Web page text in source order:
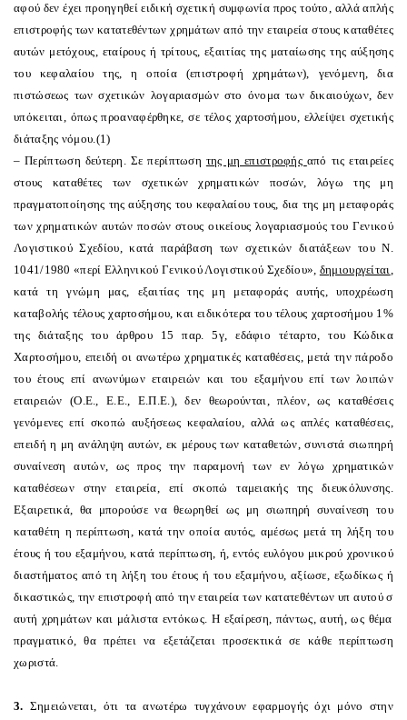
αφού δεν έχει προηγηθεί ειδική σχετική συμφωνία προς τούτο, αλλά απλής
επιστροφής των κατατεθέντων χρημάτων από την εταιρεία στους καταθέτες
αυτών μετόχους, εταίρους ή τρίτους, εξαιτίας της ματαίωσης της αύξησης
του κεφαλαίου της, η οποία (επιστροφή χρημάτων), γενόμενη, δια
πιστώσεως των σχετικών λογαριασμών στο όνομα των δικαιούχων, δεν
υπόκειται, όπως προαναφέρθηκε, σε τέλος χαρτοσήμου, ελλείψει σχετικής
διάταξης νόμου.(1)
– Περίπτωση δεύτερη. Σε περίπτωση της μη επιστροφής από τις εταιρείες
στους καταθέτες των σχετικών χρηματικών ποσών, λόγω της μη
πραγματοποίησης της αύξησης του κεφαλαίου τους, δια της μη μεταφοράς
των χρηματικών αυτών ποσών στους οικείους λογαριασμούς του Γενικού
Λογιστικού Σχεδίου, κατά παράβαση των σχετικών διατάξεων του Ν.
1041/1980 «περί Ελληνικού Γενικού Λογιστικού Σχεδίου», δημιουργείται,
κατά τη γνώμη μας, εξαιτίας της μη μεταφοράς αυτής, υποχρέωση
καταβολής τέλους χαρτοσήμου, και ειδικότερα του τέλους χαρτοσήμου 1%
της διάταξης του άρθρου 15 παρ. 5γ, εδάφιο τέταρτο, του Κώδικα
Χαρτοσήμου, επειδή οι ανωτέρω χρηματικές καταθέσεις, μετά την πάροδο
του έτους επί ανωνύμων εταιρειών και του εξαμήνου επί των λοιπών
εταιρειών (O.Ε., Ε.Ε., Ε.Π.Ε.), δεν θεωρούνται, πλέον, ως καταθέσεις
γενόμενες επί σκοπώ αυξήσεως κεφαλαίου, αλλά ως απλές καταθέσεις,
επειδή η μη ανάληψη αυτών, εκ μέρους των καταθετών, συνιστά σιωπηρή
συναίνεση αυτών, ως προς την παραμονή των εν λόγω χρηματικών
καταθέσεων στην εταιρεία, επί σκοπώ ταμειακής της διευκόλυνσης.
Εξαιρετικά, θα μπορούσε να θεωρηθεί ως μη σιωπηρή συναίνεση του
καταθέτη η περίπτωση, κατά την οποία αυτός, αμέσως μετά τη λήξη του
έτους ή του εξαμήνου, κατά περίπτωση, ή, εντός ευλόγου μικρού χρονικού
διαστήματος από τη λήξη του έτους ή του εξαμήνου, αξίωσε, εξωδίκως ή
δικαστικώς, την επιστροφή από την εταιρεία των κατατεθέντων υπ αυτού σ
αυτή χρημάτων και μάλιστα εντόκως. Η εξαίρεση, πάντως, αυτή, ως θέμα
πραγματικό, θα πρέπει να εξετάζεται προσεκτικά σε κάθε περίπτωση
χωριστά.
3. Σημειώνεται, ότι τα ανωτέρω τυγχάνουν εφαρμογής όχι μόνο στην